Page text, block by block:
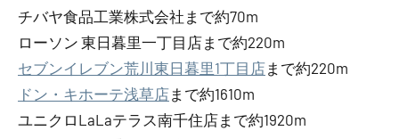
チバヤ食品工業株式会社まで約70m
ローソン 東日暮里一丁目店まで約220m
セブンイレブン荒川東日暮里1丁目店まで約220m
ドン・キホーテ浅草店まで約1610m
ユニクロLaLaテラス南千住店まで約1920m